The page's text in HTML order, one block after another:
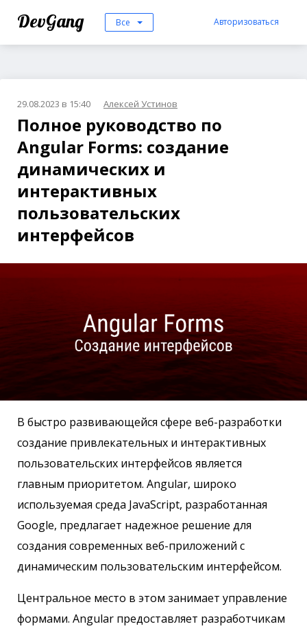
DevGang Все Авторизоваться
29.08.2023 в 15:40 Алексей Устинов
Полное руководство по
Angular Forms: создание
динамических и
интерактивных
пользовательских
интерфейсов
В быстро развивающейся сфере веб-разработки
создание привлекательных и интерактивных
пользовательских интерфейсов является
главным приоритетом. Angular, широко
используемая среда JavaScript, разработанная
Google, предлагает надежное решение для
создания современных веб-приложений с
динамическим пользовательским интерфейсом.
Центральное место в этом занимает управление
формами. Angular предоставляет разработчикам